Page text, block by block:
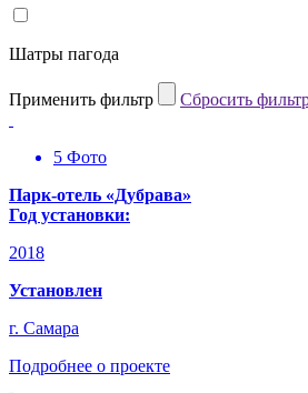
Шатры пагода
Применить фильтр Cбросить
5 Фото
Парк-отель «Дубрава»
Год установки:
2018
Установлен
г. Самара
Подробнее о проекте